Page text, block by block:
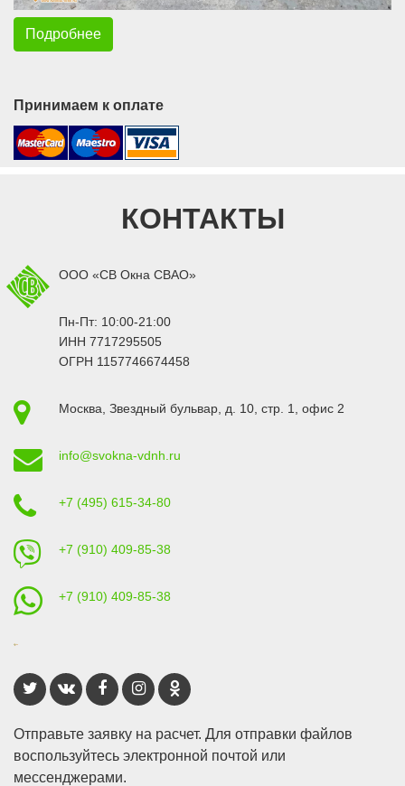
Подробнее
Принимаем к оплате
КОНТАКТЫ
ООО «СВ Окна СВАО»
Пн-Пт: 10:00-21:00
ИНН 7717295505
ОГРН 1157746674458
Москва Звездный бульвар, д. 10, стр. 1 , офис 2
info@svokna-vdnh.ru
+7 (495) 615-34-80
+7 (910) 409-85-38
+7 (910) 409-85-38
Отправьте заявку на расчет. Для отправки файлов
воспользуйтесь электронной почтой или
мессенджерами.